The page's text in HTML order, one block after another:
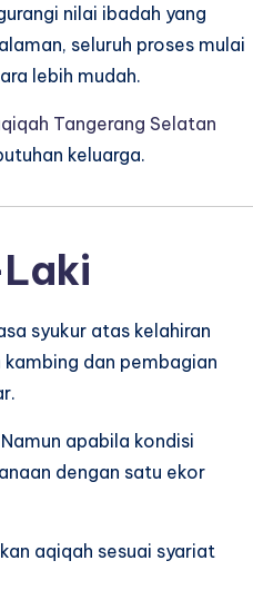
nilai ibadah yang
seluruh proses mulai
lebih mudah.
Tangerang Selatan
keluarga.
syukur atas kelahiran
dan pembagian
apabila kondisi
dengan satu ekor
aqiqah sesuai syariat